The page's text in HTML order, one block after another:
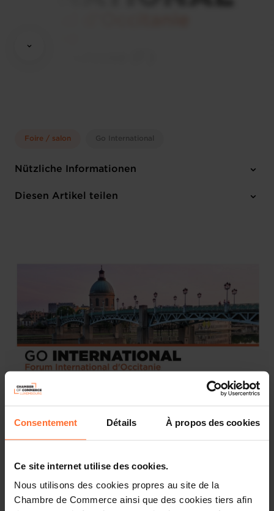
Consentement Détails À propos des cookies
Ce site internet utilise des cookies.
Nous utilisons des cookies propres au site de la
Chambre de Commerce ainsi que des cookies tiers afin
Foire / salon Go International
Nützliche Informationen
Donnerstag 16 Nov 2023 > Samstag 18 Nov 2023
Diesen Artikel teilen
Nous avons le plaisir de vous inviter à participer à la
visite du premierForum International d'Occitanieà
européenne du spatial et des systèmes embarqués.
Située dans le sud de la France, la région Occitanie brille